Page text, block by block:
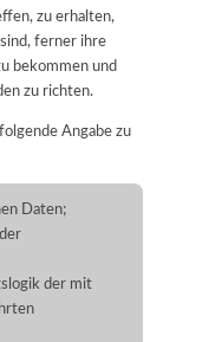
zu erhalten,
ferner ihre
bekommen und
zu richten.
Angabe zu
Daten;
der mit